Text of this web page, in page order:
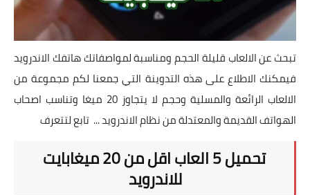
تبحث عن الالعاب قليلة الحجم ومناسبة لمواصفاتك هاتفك الاندرويد
فيمكنك الاطلاع على هذه التدوينة التي جمعنا لكم مجموعة من
الالعاب الرائعة والمسلية وحجم لا يتجاوز 20 ميغا وتناسب اصحاب
الهواتف القديمة والمعتدلة من نظام الاندرويد ... تابع لتتعرف
تحميل 5 العاب اقل من 20 ميغابايت
للاندرويد